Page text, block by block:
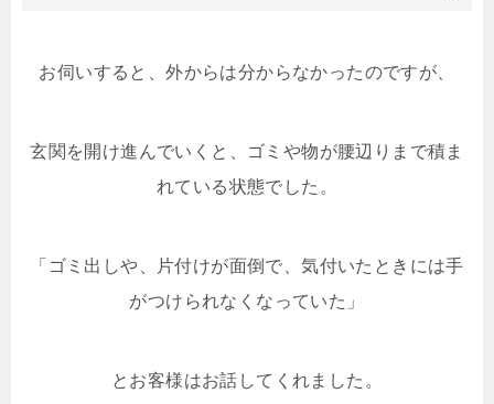
お伺いすると、外からは分からなかったのですが、
玄関を開け進んでいくと、ゴミや物が腰辺りまで積ま
れている状態でした。
「ゴミ出しや、片付けが面倒で、気付いたときには手
がつけられなくなっていた」
とお客様はお話してくれました。